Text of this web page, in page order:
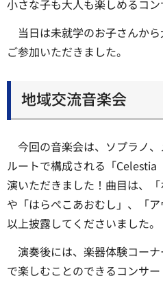
小さな子も大人も楽しめるコン
当日は未就学のお子さんか
ご参加いただきました。
地域交流音楽会
今回の音楽会は、ソプラノ
ルートで構成される「Celestia
演いただきました！曲目は、「
や「はらぺこあおむし」、「
以上披露してくださいました。
演奏後には、楽器体験コー
で楽しむことのできるコンサー